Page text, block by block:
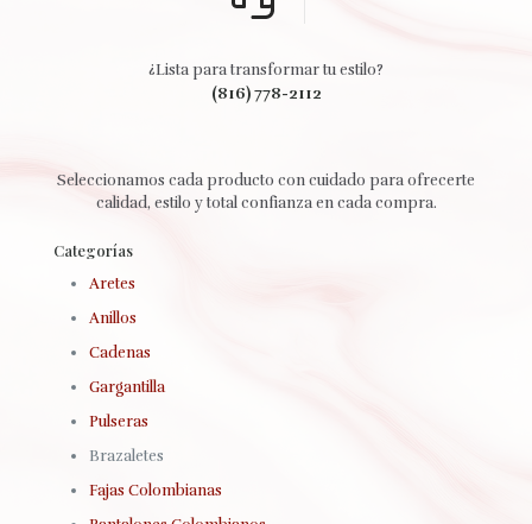
(816) 778-2112
¿Lista para transformar tu estilo?
Seleccionamos cada producto con cuidado para ofrecerte
calidad, estilo y total confianza en cada compra.
Categorías
Aretes
Anillos
Cadenas
Gargantilla
Pulseras
Brazaletes
Fajas Colombianas